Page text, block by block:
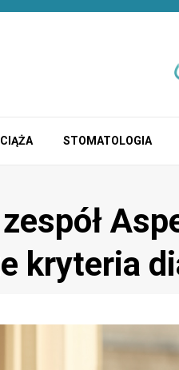
CIĄŻA STOMATOLOGIA
kryteria